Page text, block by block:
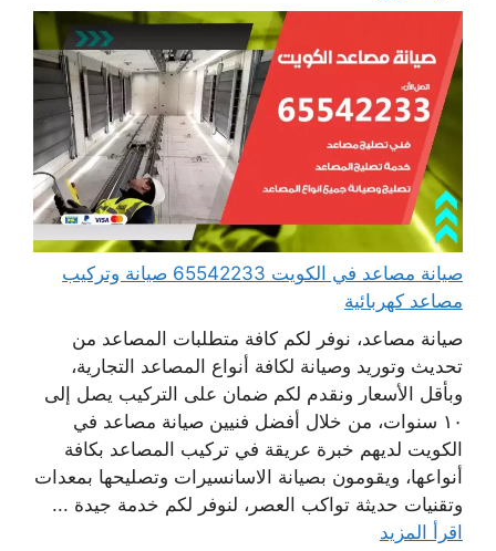
صيانة مصاعد في الكويت 65542233 صيانة وتركيب
مصاعد كهربائية
صيانة مصاعد، نوفر لكم كافة متطلبات المصاعد من
تحديث وتوريد وصيانة لكافة أنواع المصاعد التجارية،
وبأقل الأسعار ونقدم لكم ضمان على التركيب يصل إلى
١٠ سنوات، من خلال أفضل فنيين صيانة مصاعد في
الكويت لديهم خبرة عريقة في تركيب المصاعد بكافة
أنواعها، ويقومون بصيانة الاسانسيرات وتصليحها بمعدات
وتقنيات حديثة تواكب العصر، لنوفر لكم خدمة جيدة ...
اقرأ المزيد